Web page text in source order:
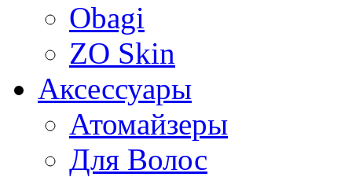
Obagi
ZO Skin
Aксессуары
Атомайзеры
Для Волос